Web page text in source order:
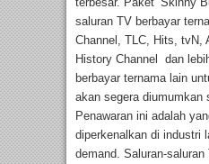
saluran TV berbayar
Channel, TLC, Hits, tvN,
History Channel dan
berbayar ternama lain
akan segera diumumkan
Penawaran ini adalah
diperkenalkan di industri
demand. Saluran-